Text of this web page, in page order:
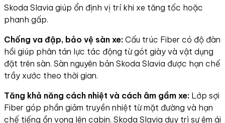
Skoda Slavia giúp ổn định vị trí khi xe tăng tốc hoặc
phanh gấp.
Chống va đập, bảo vệ sàn xe: Cấu trúc Fiber có độ đàn
hồi giúp phân tán lực tác động từ gót giày và vật dụng
đặt trên sàn. Sàn nguyên bản Skoda Slavia được hạn chế
trầy xước theo thời gian.
Tăng khả năng cách nhiệt và cách âm gầm xe: Lớp sợi
Fiber góp phần giảm truyền nhiệt từ mặt đường và hạn
chế tiếng ồn vọng lên cabin. Skoda Slavia duy trì sự êm ái